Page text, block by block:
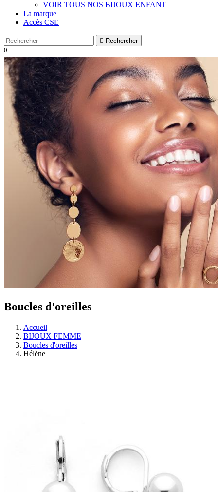
VOIR TOUS NOS BIJOUX ENFANT
La marque
Accès CSE
 Rechercher
0
Boucles d'oreilles
Accueil
BIJOUX FEMME
Boucles d'oreilles
Hélène